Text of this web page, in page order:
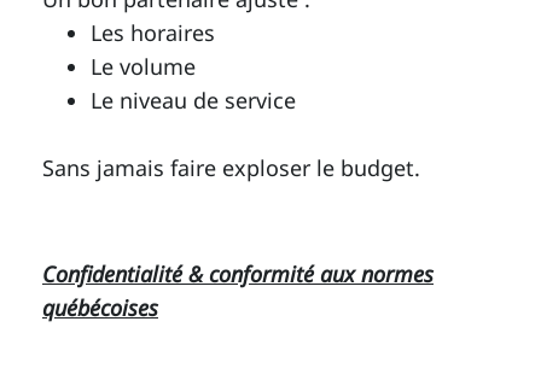
Les horaires
Le volume
Le niveau de service
Sans jamais faire exploser le budget.
Confidentialité & conformité aux normes
québécoises